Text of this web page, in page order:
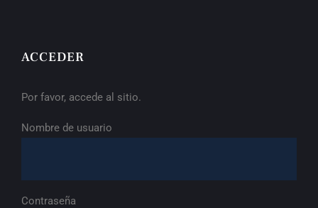
ACCEDER
Por favor, accede al sitio.
Nombre de usuario
Contraseña